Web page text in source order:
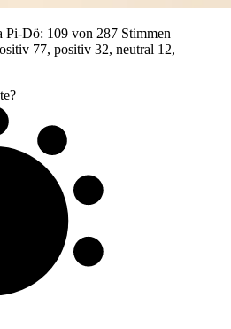
Pi-Dö: 109 von 287 Stimmen
77, positiv 32, neutral 12,